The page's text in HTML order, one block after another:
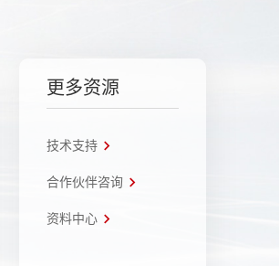
更多资源
技术支持
合作伙伴咨询
资料中心